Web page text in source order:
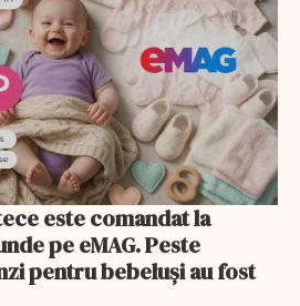
este comandat la
pe eMAG. Peste
pentru bebeluși au fost